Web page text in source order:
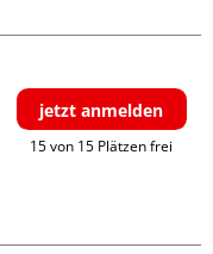
jetzt anmelden
15 von 15 Plätzen frei